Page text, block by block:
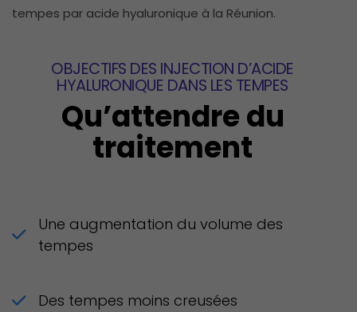
tempes par acide hyaluronique à la Réunion.
OBJECTIFS DES INJECTION D’ACIDE
HYALURONIQUE DANS LES TEMPES
Qu’attendre du
traitement
Une augmentation du volume des
tempes
Des tempes moins creusées